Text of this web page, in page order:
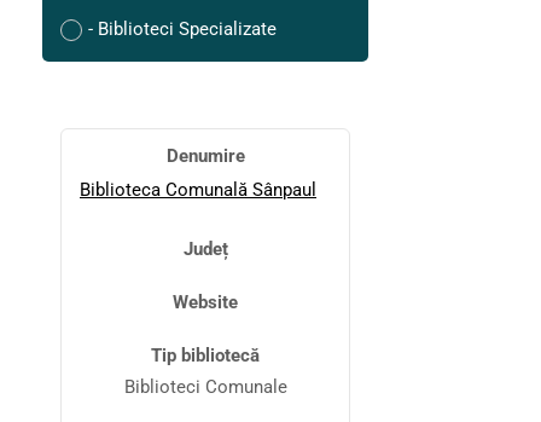
- Biblioteci Specializate
Denumire
Biblioteca Comunală Sânpaul
Județ
Website
Tip bibliotecă
Biblioteci Comunale